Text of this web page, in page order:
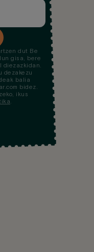
dut Be
gisa, bere
diezazkidan.
dezakezu
balia
bidez.
ikus
.